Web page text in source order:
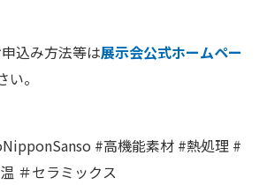
込み方法等は展示会公式ホームペー
。
#高機能素材 #熱処理 #
＃セラミックス